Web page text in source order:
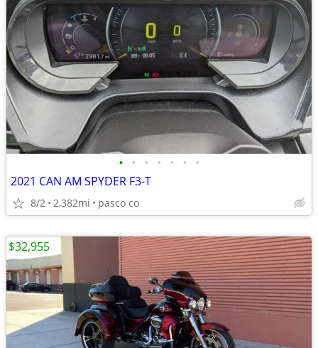
• • • • • • •
2021 CAN AM SPYDER F3-T
8/2 2,382mi pasco co
$32,955